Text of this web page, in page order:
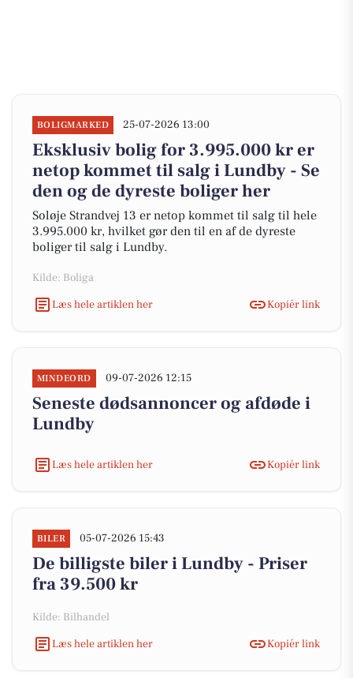
BOLIGMARKED 25-07-2026 13:00
Eksklusiv bolig for 3.995.000 kr er
netop kommet til salg i Lundby - Se
den og de dyreste boliger her
Soløje Strandvej 13 er netop kommet til salg til hele
3.995.000 kr, hvilket gør den til en af de dyreste
boliger til salg i Lundby.
Kilde: Boliga
Læs hele artiklen her
Kopiér link
MINDEORD 09-07-2026 12:15
Seneste dødsannoncer og afdøde i
Lundby
Læs hele artiklen her Kopiér link
BILER 05-07-2026 15:43
De billigste biler i Lundby - Priser
fra 39.500 kr
Kilde: Bilhandel
Læs hele artiklen her
Kopiér link